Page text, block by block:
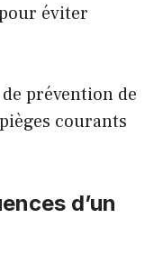
éviter
prévention de
courants
d’un